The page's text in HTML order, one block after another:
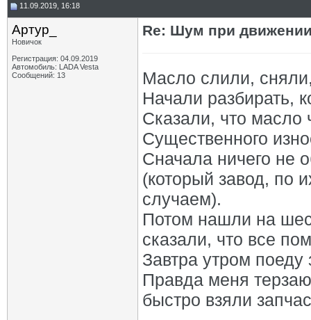
11.09.2019, 16:18
Артур_
Новичок
Регистрация: 04.09.2019
Автомобиль: LADA Vesta
Сообщений: 13
Re: Шум при
Масло слили,
Начали разбирать,
Сказали, что масло
Существенного
Сначала ничего не
(который завод, по
случаем).
Потом нашли на
сказали, что все
Завтра утром
Правда меня
быстро взяли